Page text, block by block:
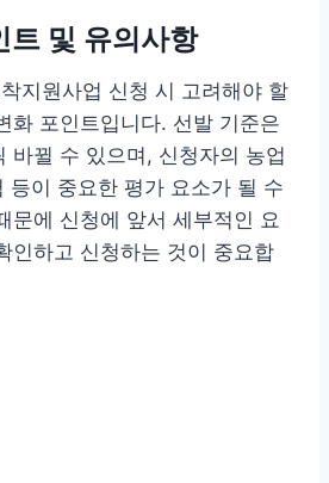
트 및 유의사항
지원사업 신청 시 고려해야 할
화 포인트입니다. 선발 기준은
바뀔 수 있으며, 신청자의 농업
등이 중요한 평가 요소가 될 수
문에 신청에 앞서 세부적인 요
인하고 신청하는 것이 중요합